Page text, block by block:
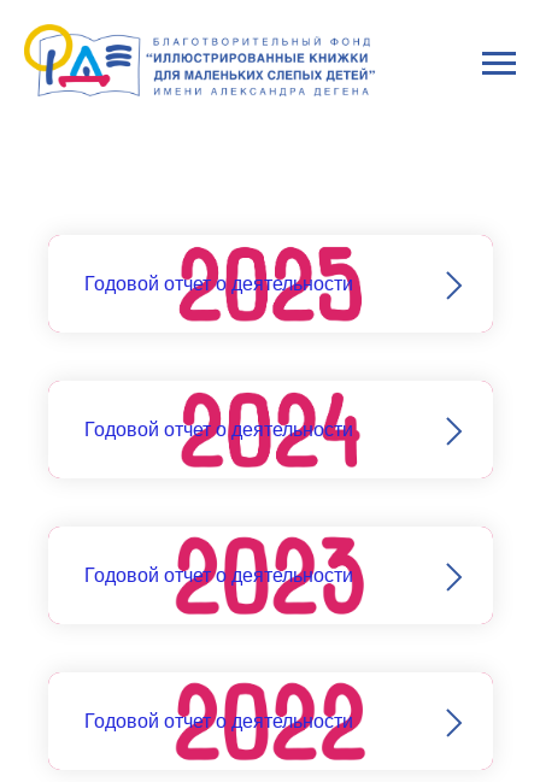
Годовой отчет о деятельности
Годовой отчет о деятельности
Годовой отчет о деятельности
Годовой отчет о деятельности